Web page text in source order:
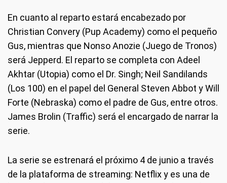
En cuanto al reparto estará encabezado por
Christian Convery (Pup Academy) como el pequeño
Gus, mientras que Nonso Anozie (Juego de Tronos)
será Jepperd. El reparto se completa con Adeel
Akhtar (Utopia) como el Dr. Singh; Neil Sandilands
(Los 100) en el papel del General Steven Abbot y Will
Forte (Nebraska) como el padre de Gus, entre otros.
James Brolin (Traffic) será el encargado de narrar la
serie.
La serie se estrenará el próximo 4 de junio a través
de la plataforma de streaming: Netflix y es una de